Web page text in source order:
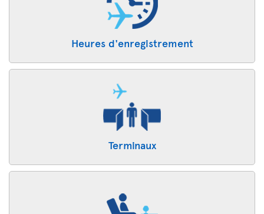
Heures d'enregistrement
Terminaux